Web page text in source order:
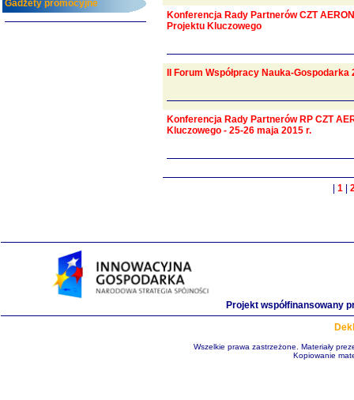
Gadżety promocyjne
Konferencja Rady Partnerów CZT
Projektu Kluczowego
II Forum Współpracy Nauka-Gospodarka
Konferencja Rady Partnerów RP CZT
Kluczowego - 25-26 maja 2015 r.
1
Projekt współfinansowany
Wszelkie prawa zastrzeżone. Materiały
Kopiowanie